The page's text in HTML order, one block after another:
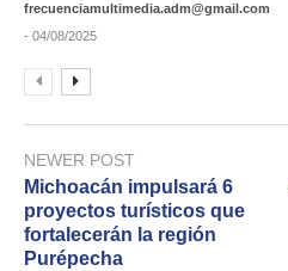
frecuenciamultimedia.adm@gmail.com
- 04/08/2025
NEWER POST
Michoacán impulsará 6
proyectos turísticos que
fortalecerán la región
Purépecha